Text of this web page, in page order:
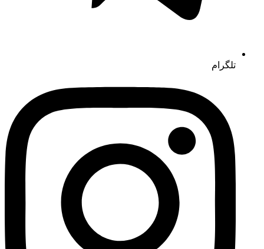
تلگرام